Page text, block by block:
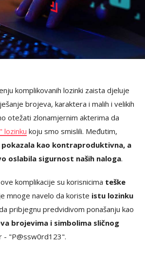
komplikovanih lozinki zaista djeluje
brojeva, karaktera i malih i velikih
otežati zlonamjernim akterima da
lozinku koju smo smislili. Međutim,
kao kontraproduktivna, a
oslabila sigurnost naših naloga.
komplikacije su korisnicima teške
mnoge navelo da koriste istu lozinku
pribjegnu predvidivom ponašanju kao
brojevima i simbolima sličnog
- "P@ssw0rd123".